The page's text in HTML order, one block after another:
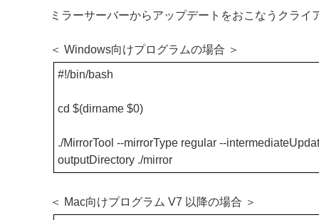
ミラーサーバーからアップデートをおこなうクラ
＜ Windows向けプログラムの場合 ＞
#!/bin/bash
cd $(dirname $0)
./MirrorTool --mirrorType regular --
outputDirectory ./mirror
＜ Mac向けプログラム V7 以降の場合 ＞